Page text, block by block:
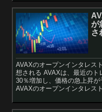
が
さ
AVAXのオープンインタレス
想される AVAXは、最近の
30％増加し、価格の急上昇が
AVAXのオープンインタレス